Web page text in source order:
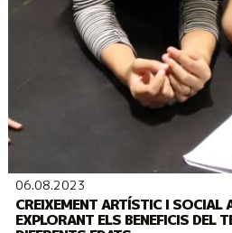
06.08.2023
CREIXEMENT ARTÍSTIC I SOCIAL
EXPLORANT ELS BENEFICIS DEL